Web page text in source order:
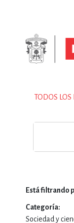
TODOS LOS
Está filtrando
Categoría
Sociedad y